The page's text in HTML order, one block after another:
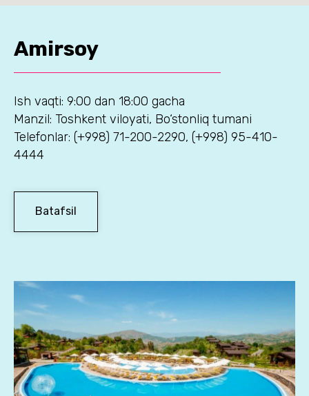
Amirsoy
Ish vaqti: 9:00 dan 18:00 gacha
Manzil: Toshkent viloyati, Bo‘stonliq tumani
Telefonlar: (+998) 71-200-2290, (+998) 95-410-
4444
Batafsil